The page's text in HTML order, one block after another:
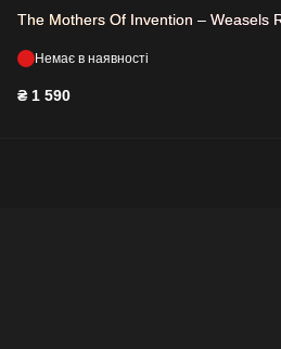
The Mothers Of Invention – Weasels
Немає в наявності
₴ 1 590